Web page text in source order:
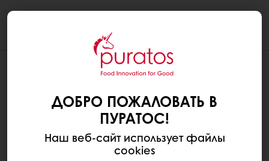
ДОБРО ПОЖАЛОВАТЬ В
ПУРАТОС!
Наш веб-сайт использует файлы
cookies